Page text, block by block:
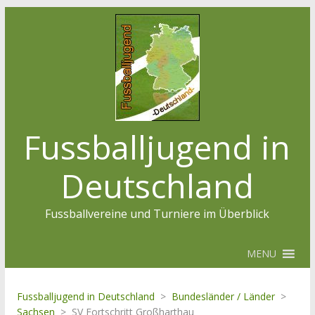
Fussballjugend in
Deutschland
Fussballvereine und Turniere im Überblick
MENU
Fussballjugend in Deutschland > Bundesländer / Länder >
Sachsen > SV Fortschritt Großharthau